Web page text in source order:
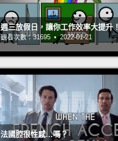
週三放假日，讓你工作效率大提升！
觀看次數：31695 • 2022-01-21
法國腔很性感…嗎？